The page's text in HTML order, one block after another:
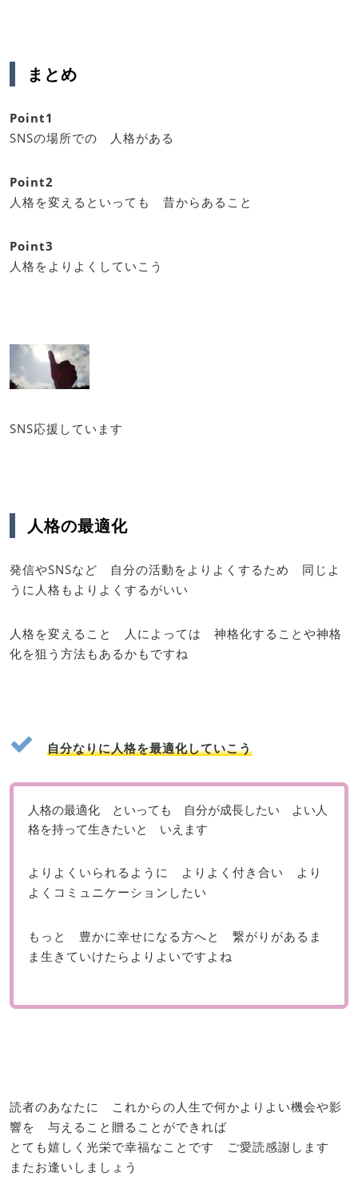
まとめ
Point1
SNSの場所での 人格がある
Point2
人格を変えるといっても 昔からあること
Point3
人格をよりよくしていこう
SNS応援しています
人格の最適化
発信やSNSなど 自分の活動をよりよくするため 同じよ
うに人格もよりよくするがいい
人格を変えること 人によっては 神格化することや神格
化を狙う方法もあるかもですね
自分なりに人格を最適化していこう
人格の最適化 といっても 自分が成長したい よい人
格を持って生きたいと いえます
よりよくいられるように よりよく付き合い より
よくコミュニケーションしたい
もっと 豊かに幸せになる方へと 繋がりがあるま
ま生きていけたらよりよいですよね
読者のあなたに これからの人生で何かよりよい機会や影
響を 与えること贈ることができれば
とても嬉しく光栄で幸福なことです ご愛読感謝します
またお逢いしましょう